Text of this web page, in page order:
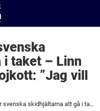
i taket – Linn
”Jag vill
Beskedet som får svenska skidhjältarna att gå i taket – Linn Svahn hotar med bojkott: ”Jag vill inte det”